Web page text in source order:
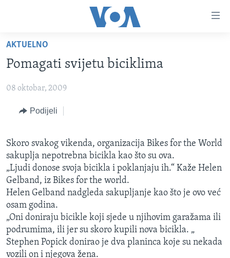
glavni
sadržaj
na
navigaciju
na
pretragu
FOTOGRAFIJE DANA
VIJESTI
BOSNA I HERCEGOVINA
SVIJET
SPECIJALNI PROJEKTI
KORUPCIJA
SLOBODA MEDIJA
ŽENSKA STRANA
IZBJEGLIČKA STRANA
MAGAZIN
AKTUELNO
Pomagati svijetu biciklima
08 oktobar, 2009
Podijeli
Skoro svakog vikenda, organizacija Bikes for the World
sakuplja nepotrebna bicikla kao što su ova.
„Ljudi donose svoja bicikla i poklanjaju ih.“ Kaže Helen
Gelband, iz Bikes for the world.
Helen Gelband nadgleda sakupljanje kao što je ovo već
osam godina.
„Oni doniraju bicikle koji sjede u njihovim garažama ili
podrumima, ili jer su skoro kupili nova bicikla. „
Stephen Popick donirao je dva planinca koje su nekada
vozili on i njegova žena.